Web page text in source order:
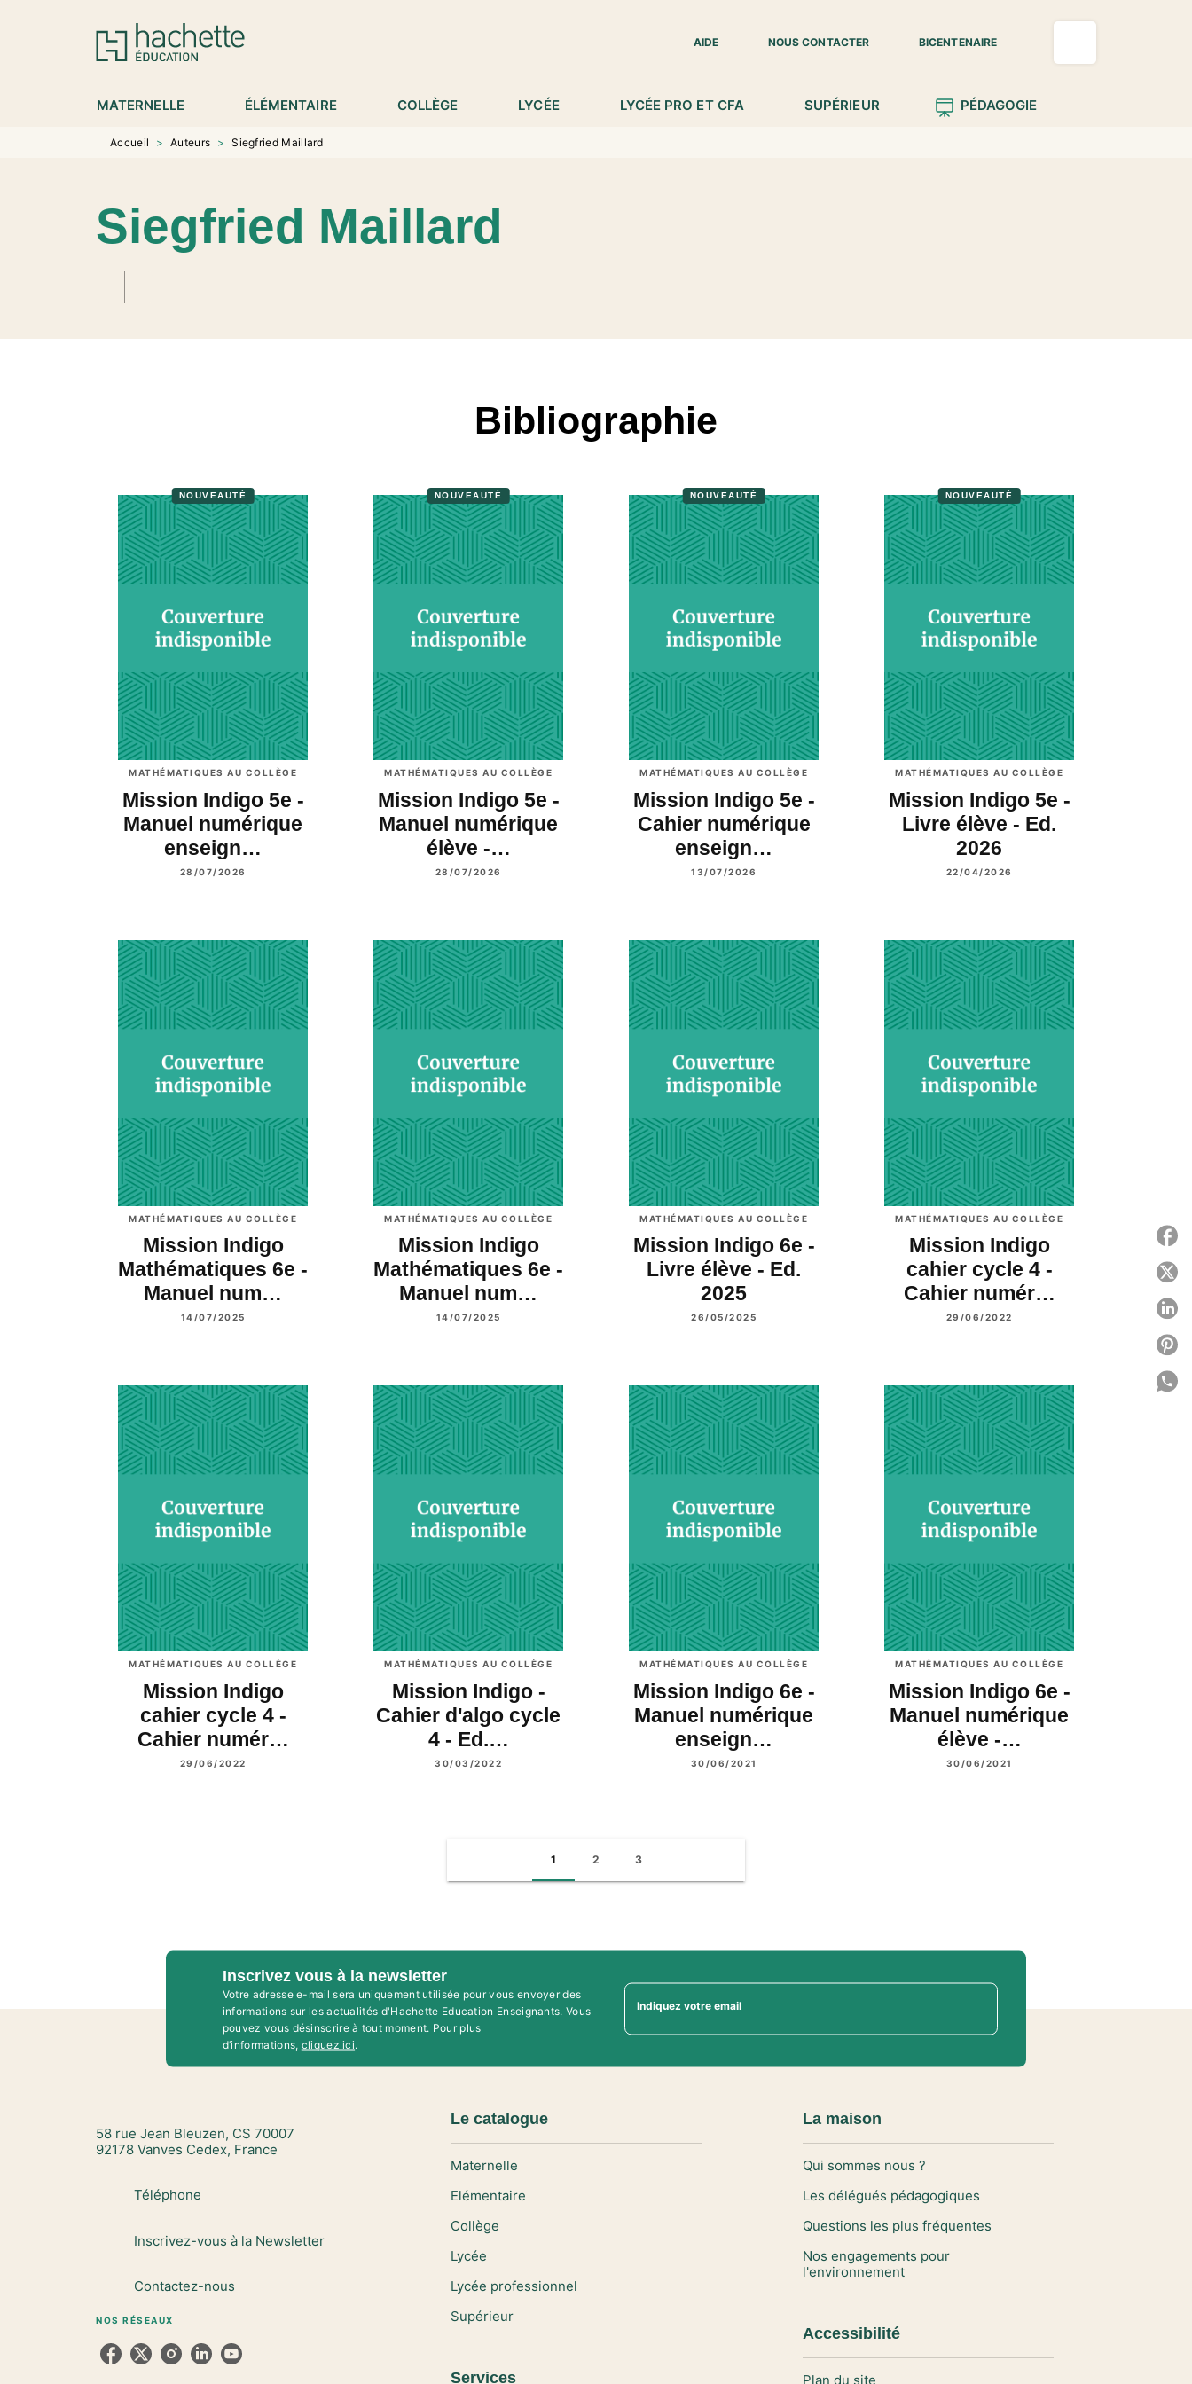
MENU RECHERCHE
AIDE
NOUS CONTACTER BICENTENAIRE
MATERNELLE ÉLÉMENTAIRE COLLÈGE LYCÉE LYCÉE PRO ET CFA SUPÉRIEUR PÉDAGOGIE
Accueil > Auteurs > Siegfried Maillard
Siegfried Maillard
Bibliographie
NOUVEAUTÉ
MATHÉMATIQUES AU COLLÈGE
Mission Indigo 5e -
Manuel numérique
enseign…
28/07/2026
NOUVEAUTÉ
MATHÉMATIQUES AU COLLÈGE
Mission Indigo 5e -
Manuel numérique
élève -…
28/07/2026
NOUVEAUTÉ
MATHÉMATIQUES AU COLLÈGE
Mission Indigo 5e -
Cahier numérique
enseign…
13/07/2026
NOUVEAUTÉ
MATHÉMATIQUES AU COLLÈGE
Mission Indigo 5e -
Livre élève - Ed.
2026
22/04/2026
MATHÉMATIQUES AU COLLÈGE
Mission Indigo
Mathématiques 6e -
Manuel num…
14/07/2025
MATHÉMATIQUES AU COLLÈGE
Mission Indigo
Mathématiques 6e -
Manuel num…
14/07/2025
MATHÉMATIQUES AU COLLÈGE
Mission Indigo 6e -
Livre élève - Ed.
2025
26/05/2025
MATHÉMATIQUES AU COLLÈGE
Mission Indigo
cahier cycle 4 -
Cahier numér…
29/06/2022
MATHÉMATIQUES AU COLLÈGE
Mission Indigo
cahier cycle 4 -
Cahier numér…
29/06/2022
MATHÉMATIQUES AU COLLÈGE
Mission Indigo -
Cahier d'algo cycle
4 - Ed.…
30/03/2022
MATHÉMATIQUES AU COLLÈGE
Mission Indigo 6e -
Manuel numérique
enseign…
30/06/2021
MATHÉMATIQUES AU COLLÈGE
Mission Indigo 6e -
Manuel numérique
élève -…
30/06/2021
1 2 3
Inscrivez vous à la newsletter
Votre adresse e-mail sera uniquement utilisée pour vous envoyer des
informations sur les actualités d'Hachette Education Enseignants. Vous
pouvez vous désinscrire à tout moment. Pour plus
d’informations, cliquez ici.
Indiquez votre email
58 rue Jean Bleuzen, CS 70007
92178 Vanves Cedex, France
Téléphone
Inscrivez-vous à la Newsletter
Contactez-nous
NOS RÉSEAUX
Le catalogue
Maternelle
Elémentaire
Collège
Lycée
Lycée professionnel
Supérieur
Services
La maison
Qui sommes nous ?
Les délégués pédagogiques
Questions les plus fréquentes
Nos engagements pour
l'environnement
Accessibilité
Plan du site